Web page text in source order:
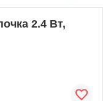
2.4 Вт,